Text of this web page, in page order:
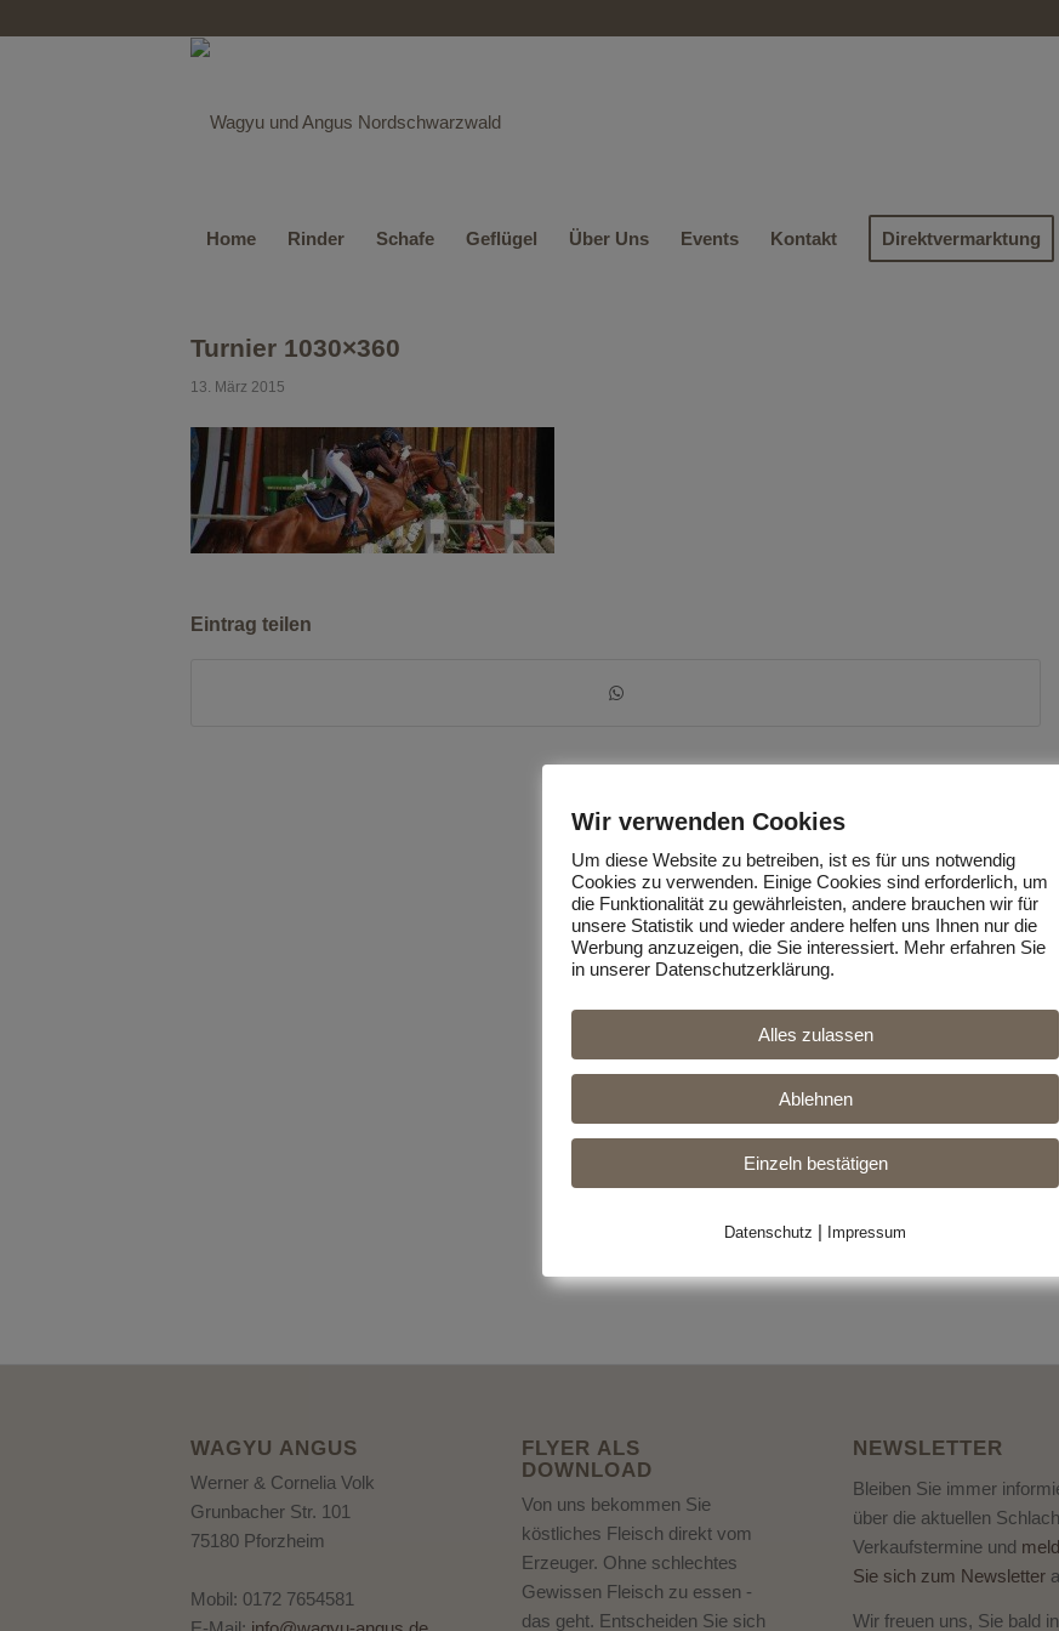
Home Rinder Schafe Geflügel Über Uns Events Kontakt Direktvermarktung
Turnier 1030×360
13. März 2015
Eintrag teilen
WAGYU ANGUS
Werner & Cornelia Volk
Grunbacher Str. 101
75180 Pforzheim
Mobil: 0172 7654581
FLYER ALS
DOWNLOAD
Von uns bekommen Sie
köstliches Fleisch direkt vom
Erzeuger. Ohne schlechtes
Gewissen Fleisch zu essen -
das geht. Entscheiden Sie sich
NEWSLETTER
Bleiben Sie immer
über die aktuellen
Verkaufstermine und
Sie sich zum Newsletter
Wir freuen uns, Sie bald in
Wir verwenden Cookies
Um diese Website zu betreiben, ist es für uns notwendig
Cookies zu verwenden. Einige Cookies sind erforderlich, um
die Funktionalität zu gewährleisten, andere brauchen wir für
unsere Statistik und wieder andere helfen uns Ihnen nur die
Werbung anzuzeigen, die Sie interessiert. Mehr erfahren Sie
in unserer Datenschutzerklärung.
Alles zulassen
Ablehnen
Einzeln bestätigen
Datenschutz | Impressum